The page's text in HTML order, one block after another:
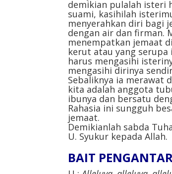
demikian pulalah isteri
suami, kasihilah
menyerahkan diri bagi
dengan air dan firman.
menempatkan jemaat
kerut atau yang
harus mengasihi
mengasihi dirinya
Sebaliknya ia merawat
kita adalah anggota
ibunya dan bersatu
Rahasia ini sungguh
jemaat.
Demikianlah sabda
U. Syukur kepada Allah.
BAIT